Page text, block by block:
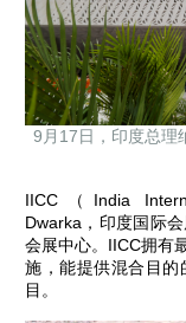
9月17日，印度总理
IICC（India
Dwarka，印度国际
会展中心。IICC拥有
施，能提供混合目的
目。